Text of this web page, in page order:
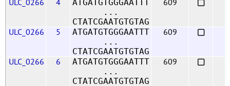
ULC_0266 4
ATGATGTGGGAATTT
...
CTATCGAATGTGTAG
609
ULC_0266 5
ATGATGTGGGAATTT
...
CTATCGAATGTGTAG
609
ULC_0266 6
ATGATGTGGGAATTT
...
CTATCGAATGTGTAG
609